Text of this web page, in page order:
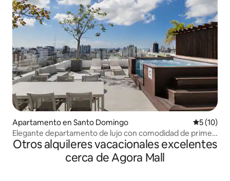
Apartamento en Santo Domingo
5 (10)
Elegante departamento de lujo con comodidad de primer
nivel
Otros alquileres vacacionales excelentes
cerca de Agora Mall